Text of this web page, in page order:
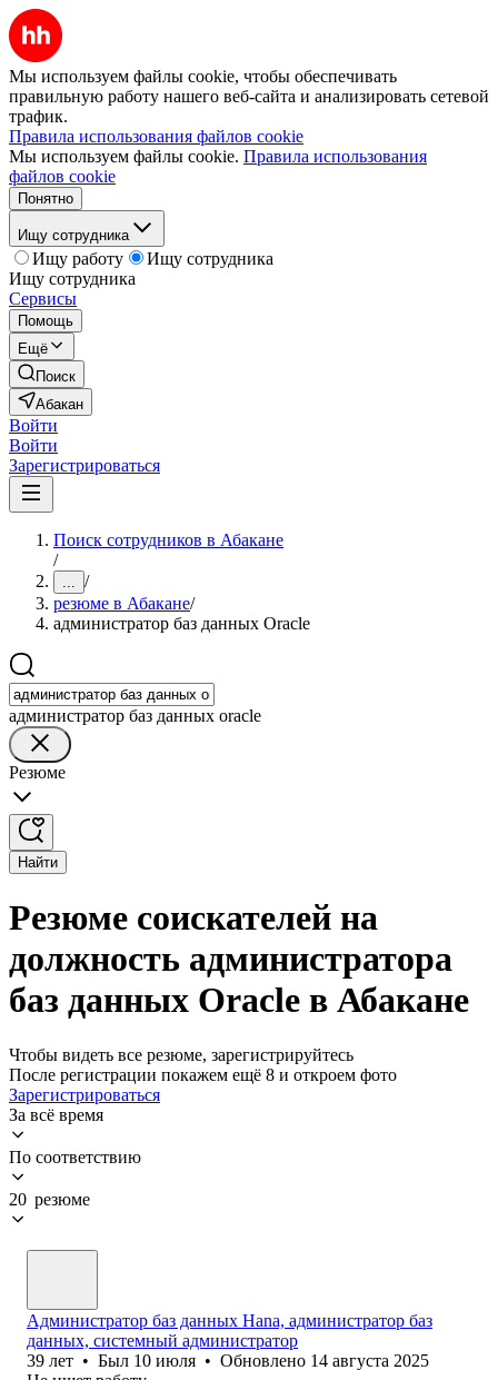
Мы используем файлы cookie, чтобы обеспечивать
правильную работу нашего веб-сайта и анализировать сетевой
трафик.
Правила использования файлов cookie
Мы используем файлы cookie. Правила использования
файлов cookie
Понятно
Ищу сотрудника
Ищу работу
Ищу сотрудника
Ищу сотрудника
Сервисы
Помощь
Ещё
Поиск
Абакан
Войти
Войти
Зарегистрироваться
Поиск сотрудников в Абакане
/
... /
резюме в Абакане/
администратор баз данных Oracle
администратор баз данных oracle
Резюме
Найти
Резюме соискателей на
должность администратора
баз данных Oracle в Абакане
Чтобы видеть все резюме, зарегистрируйтесь
После регистрации покажем ещё 8 и откроем фото
Зарегистрироваться
За всё время
По соответствию
20 резюме
Администратор баз данных Hana, администратор баз
данных, системный администратор
39 лет • Был 10 июля • Обновлено 14 августа 2025